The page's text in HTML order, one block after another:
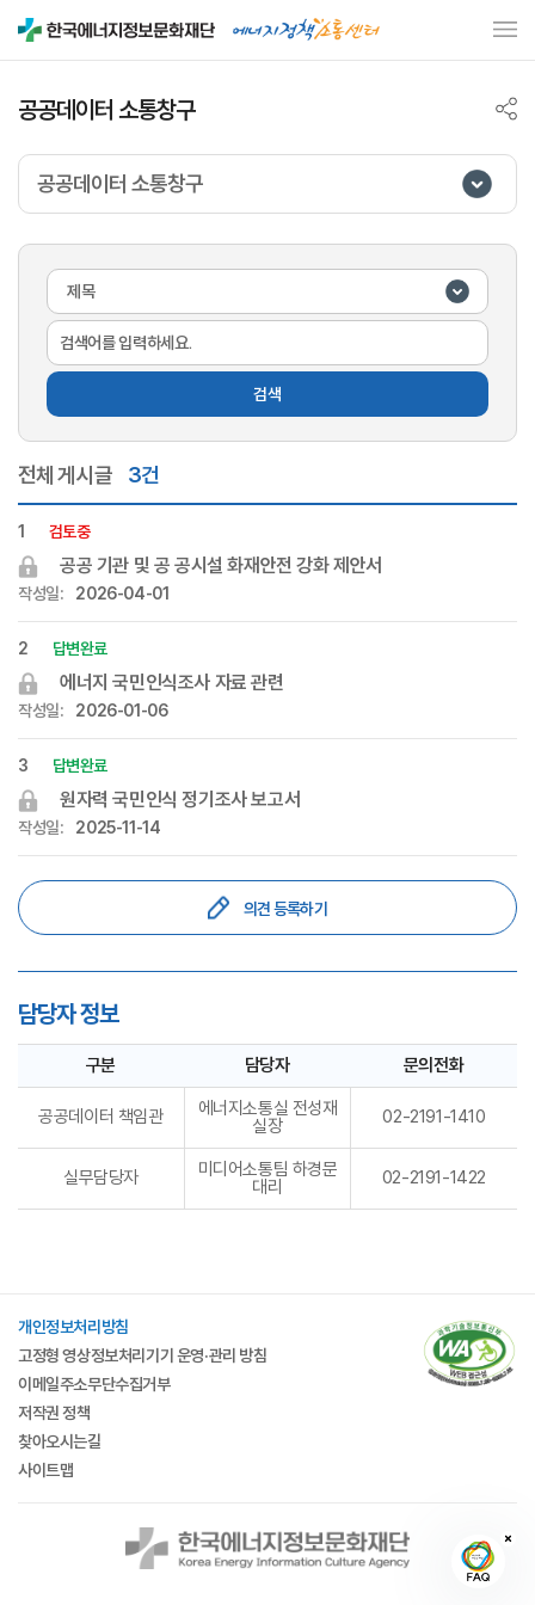
공공데이터 소통창구
공공데이터 소통창구
검색
전체 게시글 3건
목록
게시판
목록이며
번호,
상태,
제목,
작성일을
제공하고
링크를
통해
상세페이지로
이동합니다.
1 검토중
공공 기관 및 공 공시설 화재안전 강화 제안서
작성일: 2026-04-01
2 답변완료
에너지 국민인식조사 자료 관련
작성일: 2026-01-06
3 답변완료
원자력 국민인식 정기조사 보고서
작성일: 2025-11-14
의견 등록하기
담당자 정보
담당자
정보
구분,
담당자,
문의전화의
정보로
구분 담당자 문의전화
공공데이터 책임관
에너지소통실 전성재
실장
02-2191-1410
실무담당자
미디어소통팀 하경문
대리
02-2191-1422
개인정보처리방침
고정형 영상정보처리기기 운영·관리 방침
이메일주소무단수집거부
저작권 정책
찾아오시는길
사이트맵